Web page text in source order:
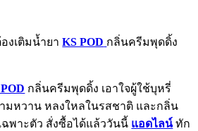
งเติมน้ำยาKS POD กลิ่นครีมพุดดิ้ง
กลิ่นครีมพุดดิ้ง เอาใจผู้ใช้บุหรี่
มหวาน หลงใหลในรสชาติ และกลิ่น
พาะตัว สั่งซื้อได้แล้ววันนี้ แอดไลน์ทัก